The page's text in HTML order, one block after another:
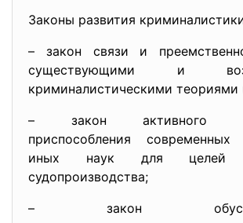
Законы развития
– закон связи и
существующими и
криминалистическими теориями
– закон активного
приспособления современных
иных наук для целей
судопроизводства;
– закон